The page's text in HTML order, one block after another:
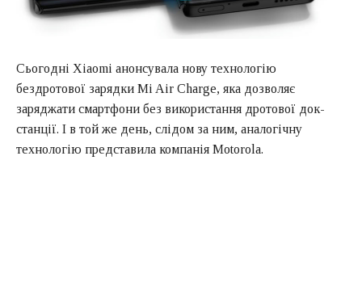
Сьогодні Xiaomi анонсувала нову технологію
бездротової зарядки Mi Air Charge, яка дозволяє
заряджати смартфони без використання дротової док-
станції. І в той же день, слідом за ним, аналогічну
технологію представила компанія Motorola.